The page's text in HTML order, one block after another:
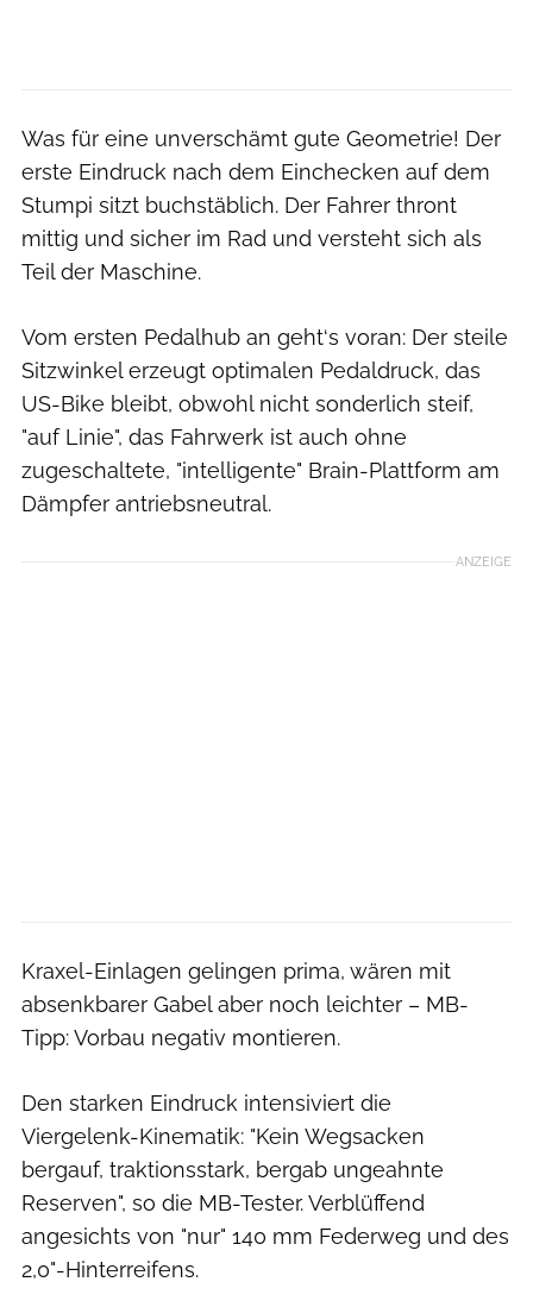
Was für eine unverschämt gute Geometrie! Der
erste Eindruck nach dem Einchecken auf dem
Stumpi sitzt buchstäblich. Der Fahrer thront
mittig und sicher im Rad und versteht sich als
Teil der Maschine.
Vom ersten Pedalhub an geht‘s voran: Der steile
Sitzwinkel erzeugt optimalen Pedaldruck, das
US-Bike bleibt, obwohl nicht sonderlich steif,
"auf Linie", das Fahrwerk ist auch ohne
zugeschaltete, "intelligente" Brain-Plattform am
Dämpfer antriebsneutral.
ANZEIGE
Kraxel-Einlagen gelingen prima, wären mit
absenkbarer Gabel aber noch leichter – MB-
Tipp: Vorbau negativ montieren.
Den starken Eindruck intensiviert die
Viergelenk-Kinematik: "Kein Wegsacken
bergauf, traktionsstark, bergab ungeahnte
Reserven", so die MB-Tester. Verblüffend
angesichts von "nur" 140 mm Federweg und des
2,0"-Hinterreifens.